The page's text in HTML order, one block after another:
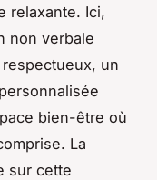
relaxante. Ici,
non verbale
un
bien-être où
La
sur cette